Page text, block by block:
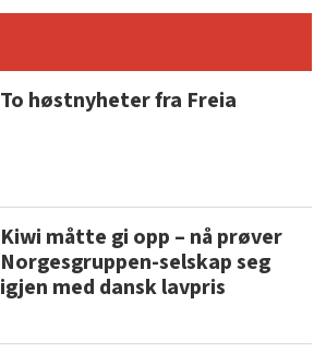
To høstnyheter fra Freia
Kiwi måtte gi opp – nå prøver
Norgesgruppen-selskap seg
igjen med dansk lavpris